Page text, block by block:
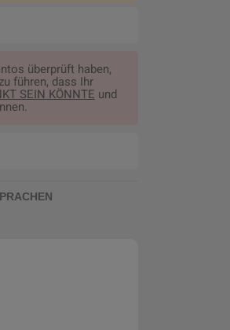
überprüft haben,
führen, dass Ihr
SEIN KÖNNTE und